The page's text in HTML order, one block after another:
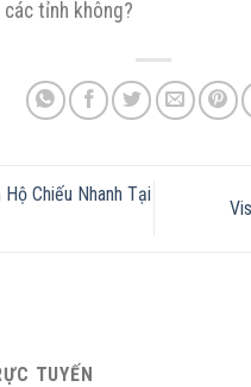
tỉnh không?
Chiếu Nhanh Tại
TUYẾN